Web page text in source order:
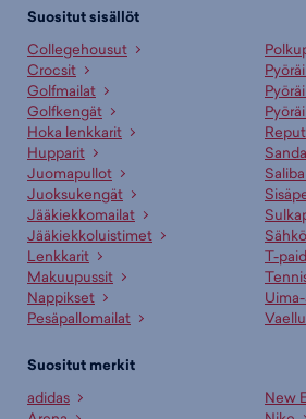
Suositut sisällöt
Collegehousut
Crocsit
Golfmailat
Golfkengät
Hoka lenkkarit
Hupparit
Juomapullot
Juoksukengät
Jääkiekkomailat
Jääkiekkoluistimet
Lenkkarit
Makuupussit
Nappikset
Pesäpallomailat
Reput
T-
Suositut merkit
adidas
New